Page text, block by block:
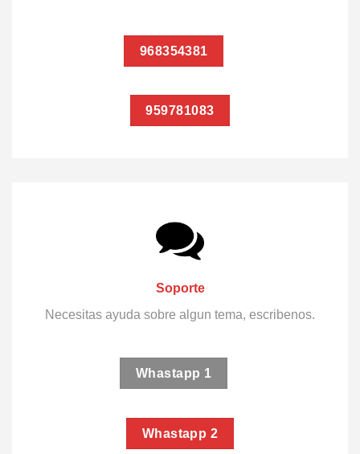
968354381
959781083
Soporte
Necesitas ayuda sobre algun tema, escribenos.
Whastapp 1
Whastapp 2